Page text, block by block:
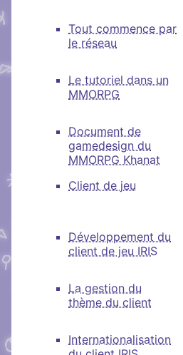
Tout commence par
le réseau
Le tutoriel dans un
MMORPG
Document de
gamedesign du
MMORPG Khanat
Client de jeu
Développement du
client de jeu IRIS
La gestion du
thème du client
Internationalisation